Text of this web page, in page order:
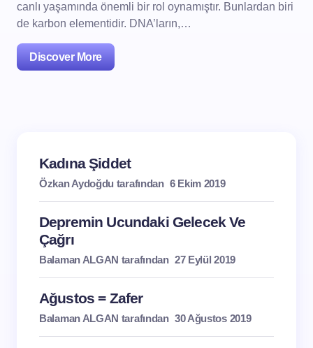
canlı yaşamında önemli bir rol oynamıştır. Bunlardan biri
de karbon elementidir. DNA’ların,…
Discover More
Kadına Şiddet
Özkan Aydoğdu tarafından 6 Ekim 2019
Depremin Ucundaki Gelecek Ve
Çağrı
Balaman ALGAN tarafından 27 Eylül 2019
Ağustos = Zafer
Balaman ALGAN tarafından 30 Ağustos 2019